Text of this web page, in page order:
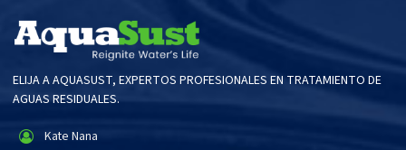
ELIJA A AQUASUST, EXPERTOS PROFESIONALES EN TRATAMIENTO DE
AGUAS RESIDUALES.
Kate Nana